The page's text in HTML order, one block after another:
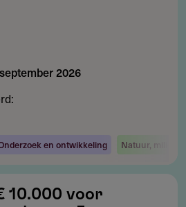
september 2026
en ontwikkeling Natuur, milieu
10.000 voor